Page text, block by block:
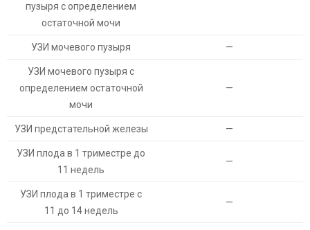
пузыря с определением
остаточной мочи
УЗИ мочевого пузыря —
УЗИ мочевого пузыря с
определением остаточной
мочи
—
УЗИ предстательной железы —
УЗИ плода в 1 триместре до
11 недель
—
УЗИ плода в 1 триместре с
11 до 14 недель
—